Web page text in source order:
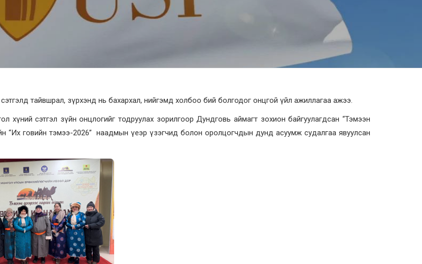
тайвшрал, зүрхэнд нь бахархал, нийгэмд холбоо бий болгодог онцгой үйл ажиллагаа ажээ.
хүний сэтгэл зүйн онцлогийг тодруулах зорилгоор Дундговь аймагт зохион байгуулагдсан “Тэмээн
“Их говийн тэмээ-2026” наадмын үеэр үзэгчид болон оролцогчдын дунд асуумж судалгаа явуулсан